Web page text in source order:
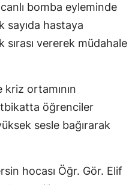
İstanbul
İzmir
Kastamonu
Kayseri
Kırklareli
bomba eyleminde
sayıda hastaya
sırası vererek müdahale
kriz ortamının
öğrenciler
sesle bağırarak
hocası Öğr. Gör. Elif